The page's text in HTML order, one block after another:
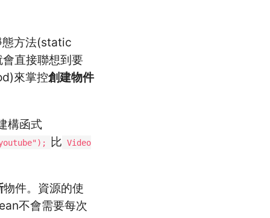
方法(static
直接聯想到要
來掌控創建物件
構函式
比 Video
物件。資源的使
不會需要每次